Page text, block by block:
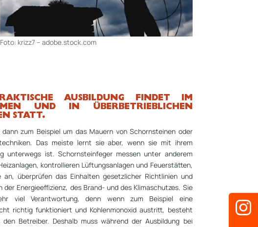
Foto: krizz7 – adobe.stock.com
AUSBILDUNG FINDET IM
UND IN ÜBERBETRIEBLICHEN
STATT.
zum Beispiel um das Mauern von Schornsteinen oder
Das meiste lernt sie aber, wenn sie mit ihrem
unterwegs ist. Schornsteinfeger messen unter anderem
kontrollieren Lüftungsanlagen und Feuerstätten,
an, überprüfen das Einhalten gesetzlicher Richtlinien und
der Energieeffizienz, des Brand- und des Klimaschutzes. Sie
viel Verantwortung, denn wenn zum Beispiel eine
richtig funktioniert und Kohlenmonoxid austritt, besteht
den Betreiber. Deshalb muss während der Ausbildung bei